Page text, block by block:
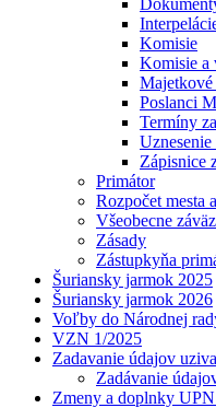
Komisie
Komisie a
Majetkové
Poslanci
Termíny
Uznesenie
Zápisnice
Primátor
Rozpočet mesta
Všeobecne
Zásady
Zástupkyňa
Šuriansky jarmok 2025
Šuriansky jarmok 2026
Voľby do Národnej
VZN 1/2025
Zadavanie údajov
Zadávanie
Zmeny a doplnky